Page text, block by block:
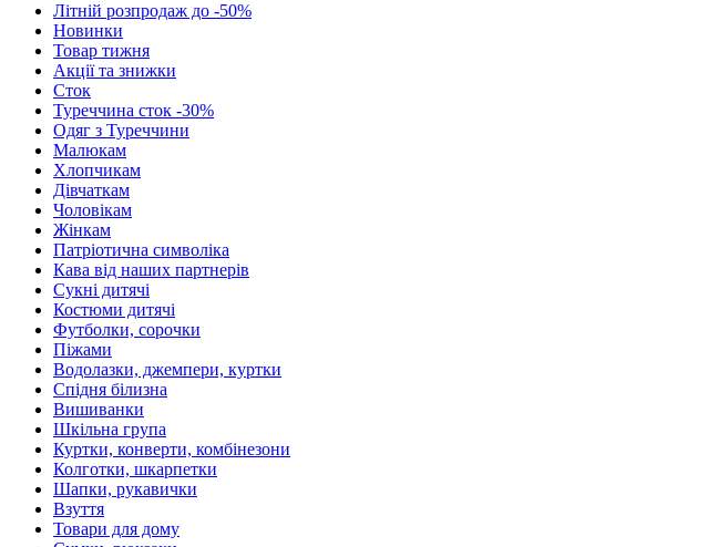
Літній розпродаж до -50%
Новинки
Товар тижня
Акції та знижки
Сток
Туреччина сток -30%
Одяг з Туреччини
Малюкам
Хлопчикам
Дівчаткам
Чоловікам
Жінкам
Патріотична символіка
Кава від наших партнерів
Сукні дитячі
Костюми дитячі
Футболки, сорочки
Піжами
Водолазки, джемпери, куртки
Спідня білизна
Вишиванки
Шкільна група
Куртки, конверти, комбінезони
Колготки, шкарпетки
Шапки, рукавички
Взуття
Товари для дому